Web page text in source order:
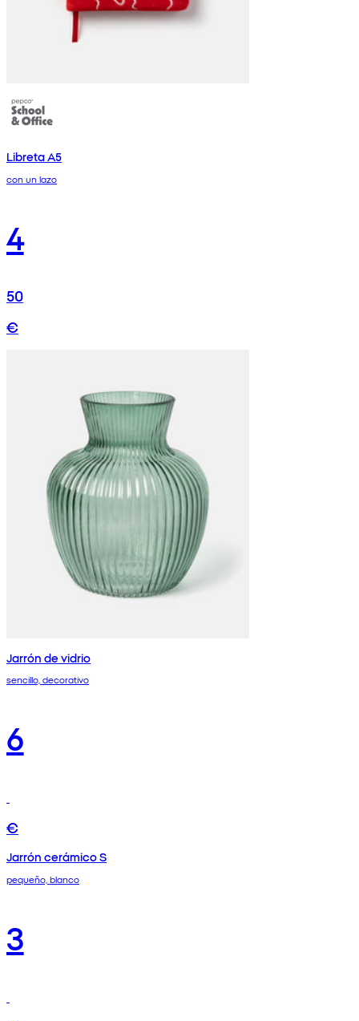
Libreta A5
con un lazo
4
50
€
Jarrón de vidrio
sencillo, decorativo
6
€
Jarrón cerámico S
pequeño, blanco
3